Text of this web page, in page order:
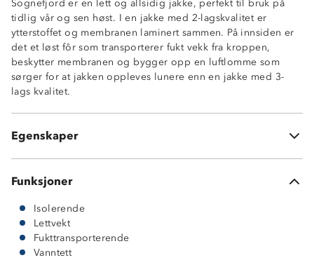
Sognefjord er en lett og allsidig jakke, perfekt til bruk på
tidlig vår og sen høst. I en jakke med 2-lagskvalitet er
ytterstoffet og membranen laminert sammen. På innsiden er
det et løst fôr som transporterer fukt vekk fra kroppen,
beskytter membranen og bygger opp en luftlomme som
sørger for at jakken oppleves lunere enn en jakke med 3-
lags kvalitet.
Egenskaper
Vindtett
2-lagsskall
Lettvektsjakke
Tricot fôr på innsiden
Fast hette med justering for ansikt og bakhodet
Strikkstramming nede i sidene
Borrelåstramming på ermene
Knagghempe på innside i nakken
Funksjoner
Isolerende
Lettvekt
Fukttransporterende
Vanntett